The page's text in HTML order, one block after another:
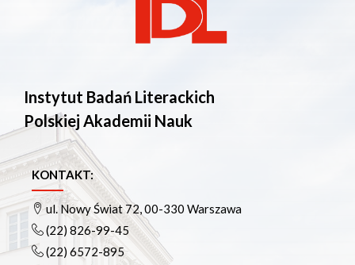
Instytut Badań Literackich
Polskiej Akademii Nauk
KONTAKT:
ul. Nowy Świat 72, 00-330 Warszawa
(22) 826-99-45
(22) 6572-895